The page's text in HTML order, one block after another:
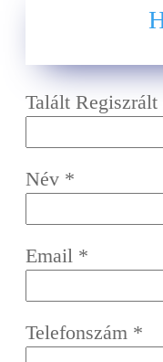
Talált
Név *
Email *
Telefonszám *